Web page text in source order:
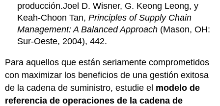
producción.Joel D. Wisner, G. Keong Leong, y
Keah-Choon Tan,Principles of Supply Chain
Management: A Balanced Approach (Mason, OH:
Sur-Oeste, 2004), 442.
Para aquellos que están seriamente comprometidos
con maximizar los beneficios de una gestión exitosa
de la cadena de suministro, estudie el modelo de
referencia de operaciones de la cadena de